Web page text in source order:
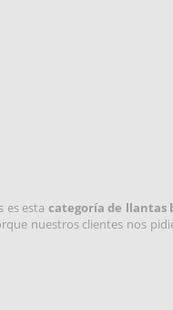
es esta categoría de llantas
nuestros clientes nos